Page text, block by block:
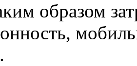
образом